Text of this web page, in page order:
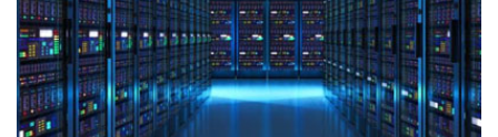
6-GFM系列
电池主要应用于汽车起动、摩托车起动和船舶起动
等，产品供给全球知名配套厂商及售后市场。拥有